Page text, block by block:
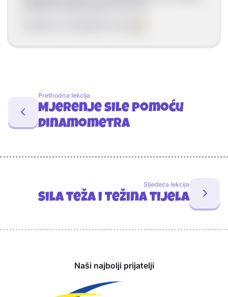
Prethodna lekcija
Mjerenje sile pomoću
dinamometra
Sljedeća lekcija
Sila teža i težina tijela
Naši najbolji prijatelji